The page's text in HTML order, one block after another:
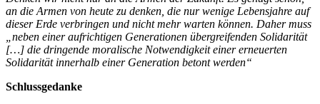
an die Armen von heute zu denken, die nur wenige Lebensjahre auf
dieser Erde verbringen und nicht mehr warten können. Daher muss
„neben einer aufrichtigen Generationen übergreifenden Solidarität
[…] die dringende moralische Notwendigkeit einer erneuerten
Solidarität innerhalb einer Generation betont werden“
Schlussgedanke